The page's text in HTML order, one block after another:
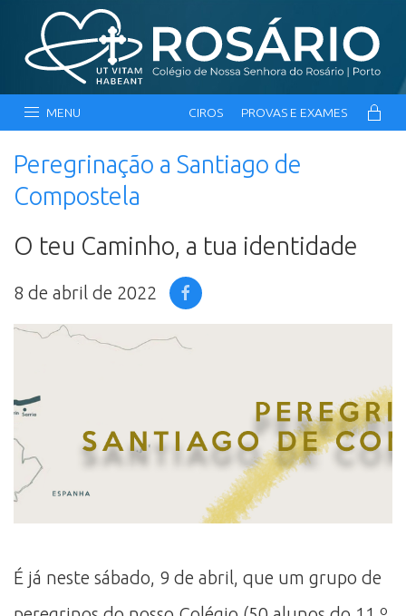
MENU CIROS PROVAS E EXAMES
Peregrinação a Santiago de
Compostela
O teu Caminho, a tua identidade
8 de abril de 2022
É já neste sábado, 9 de abril, que um grupo de